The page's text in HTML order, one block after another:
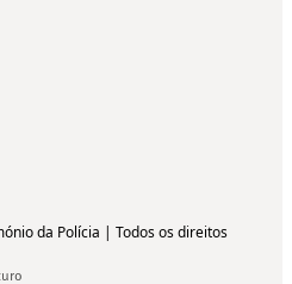
da Polícia | Todos os direitos